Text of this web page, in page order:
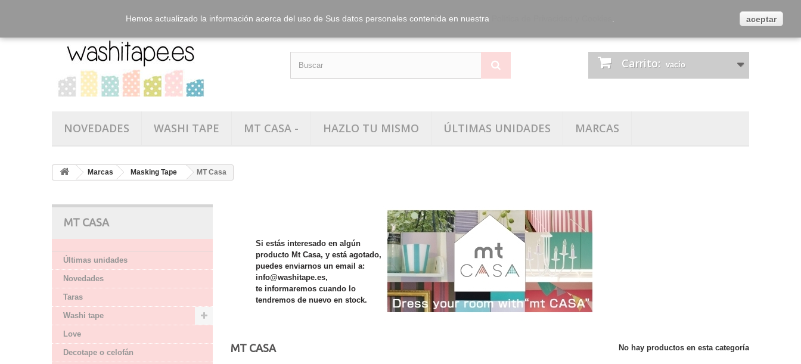
Iniciar sesión
Tel.: info@washitape.es
Carrito: vacío
NOVEDADES WASHI TAPE MT CASA - HAZLO TU MISMO ÚLTIMAS UNIDADES MARCAS
Marcas Masking Tape MT Casa
MT CASA
Últimas unidades
Novedades
Taras
Washi tape
Love
Decotape o celofán
Si estás interesado en algún
producto Mt Casa, y está agotado,
puedes enviarnos un email a:
info@washitape.es,
te informaremos cuando lo
tendremos de nuevo en stock.
MT CASA No hay productos en esta categoría
Hemos actualizado la información acerca del uso de Sus datos personales contenida en nuestra aceptar